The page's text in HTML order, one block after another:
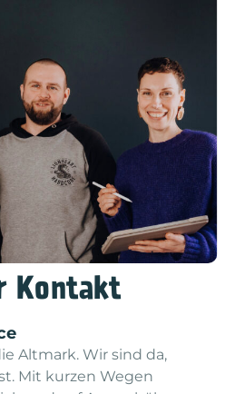
Kontakt
Altmark. Wir sind da,
Mit kurzen Wegen